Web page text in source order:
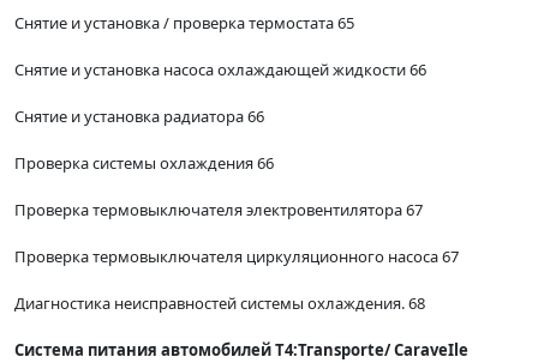
Снятие и установка / проверка термостата 65
Снятие и установка насоса охлаждающей жидкости 66
Снятие и установка радиатора 66
Проверка системы охлаждения 66
Проверка термовыключателя электровентилятора 67
Проверка термовыключателя циркуляционного насоса 67
Диагностика неисправностей системы охлаждения. 68
Система питания автомобилей Т4:Тгаnsporte/ СаraveIle